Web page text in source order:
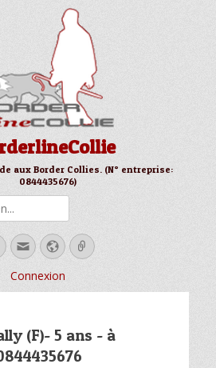
aux Border Collies. (N° entreprise:
0844435676)
Facebook
EmailSite
web
Link
Connexion
(F)- 5 ans - à